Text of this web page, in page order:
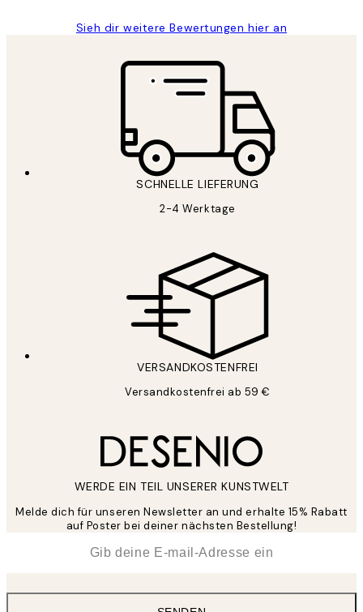
Sieh dir weitere Bewertungen hier an
SCHNELLE LIEFERUNG
2-4 Werktage
VERSANDKOSTENFREI
Versandkostenfrei ab 59 €
WERDE EIN TEIL UNSERER KUNSTWELT
Melde dich für unseren Newsletter an und erhalte 15% Rabatt
auf Poster bei deiner nächsten Bestellung!